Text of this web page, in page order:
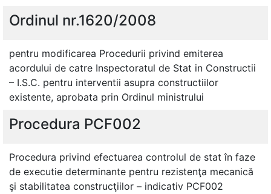
Ordinul nr.1620/2008
pentru modificarea Procedurii privind emiterea
acordului de catre Inspectoratul de Stat in Constructii
– I.S.C. pentru interventii asupra constructiilor
existente, aprobata prin Ordinul ministrului
Procedura PCF002
Procedura privind efectuarea controlul de stat în faze
de executie determinante pentru rezistenţa mecanică
şi stabilitatea construcţiilor – indicativ PCF002